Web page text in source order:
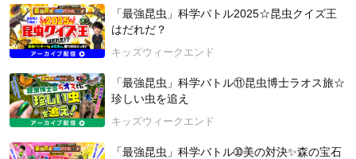
「虫とり」初心者から上級者まで、そして、子どもから大人ま
で、この夏は、「虫とり」がアツすぎる！！
昆虫ハンター。1996年、兵庫県生まれ。オスカープロモーショ
ン所属。
2015年北海道大学 総合教育部入学後、理学部に転部。東京大
学大学院農学生命科学研究科農学国際専攻博士課程修了。
昆虫ハンターとして、NHK「ダーウィンが来た！」の「ヘラク
「最強昆虫」科学バトル2025☆昆虫クイズ王
はだれだ？
キッズウィークエンド
「最強昆虫」科学バトル⑪昆虫博士ラオス旅☆
珍しい虫を追え
キッズウィークエンド
「最強昆虫」科学バトル➉美の対決✨森の宝石